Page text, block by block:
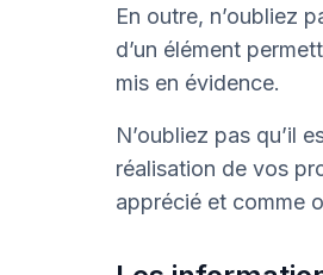
En outre, n’oubliez
d’un élément
mis en évidence.
N’oubliez pas qu’il
réalisation de vos
apprécié et comme